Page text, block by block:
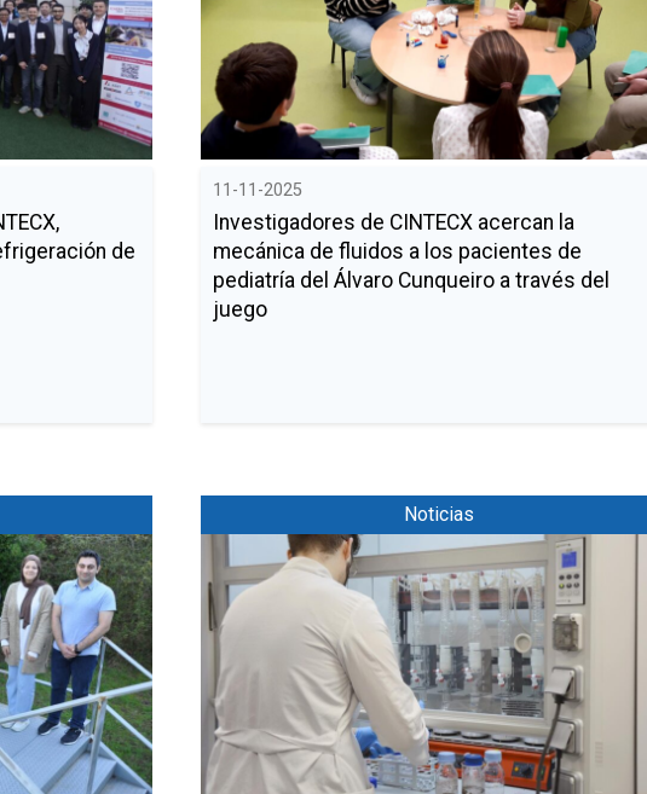
YoutubeLinkedin
de
11-11-2025
Investigadores de CINTECX acercan la
mecánica de fluidos a los pacientes de
pediatría del Álvaro Cunqueiro a través del
juego
Noticias